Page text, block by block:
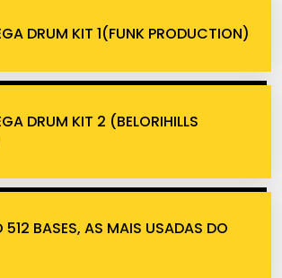
DRUM KIT 1(FUNK PRODUCTION)
DRUM KIT 2 (BELORIHILLS
512 BASES, AS MAIS USADAS DO